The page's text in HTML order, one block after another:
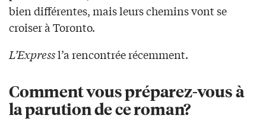
bien différentes, mais leurs chemins vont se
croiser à Toronto.
L’Expressl’a rencontrée récemment.
Comment vous préparez-vous à
la parution de ce roman?